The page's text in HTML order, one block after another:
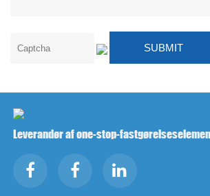
Leverandør af one-stop-